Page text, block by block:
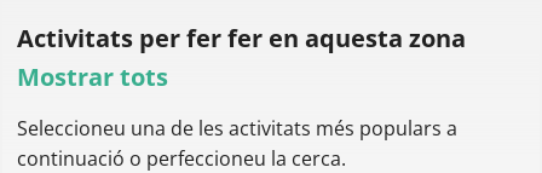
Activitats per ferfer en aquesta zona
Mostrar tots
Seleccioneu una de les activitats més populars a
continuació o perfeccioneu la cerca.